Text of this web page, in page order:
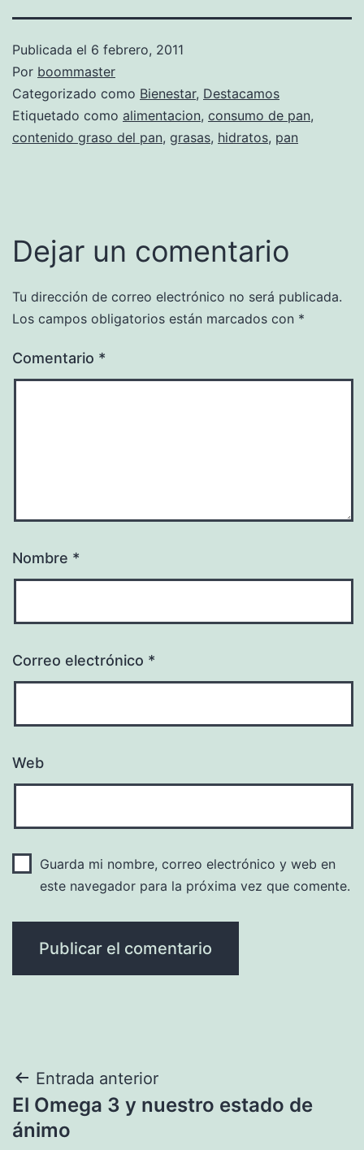
Publicada el 6 febrero, 2011
Por boommaster
Categorizado como Bienestar, Destacamos
Etiquetado como alimentacion, consumo de pan,
contenido graso del pan, grasas, hidratos, pan
Dejar un comentario
Tu dirección de correo electrónico no será publicada.
Los campos obligatorios están marcados con *
Comentario *
Nombre *
Correo electrónico *
Web
Guarda mi nombre, correo electrónico y web en
este navegador para la próxima vez que comente.
Navegación
de
Entrada anterior
El Omega 3 y nuestro estado de
ánimo